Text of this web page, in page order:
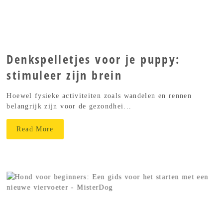
Denkspelletjes voor je puppy:
stimuleer zijn brein
Hoewel fysieke activiteiten zoals wandelen en rennen
belangrijk zijn voor de gezondhei...
Read More